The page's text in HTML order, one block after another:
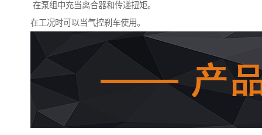
在泵组中充当离合器和传递扭矩。
在工况时可以当气控刹车使用。